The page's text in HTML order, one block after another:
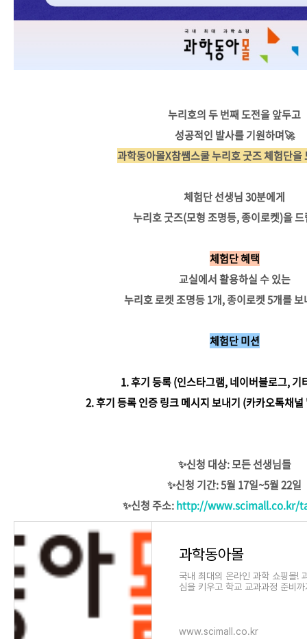
누리호의 두 번째 도전을 앞두고
성공적인 발사를 기원하며🚀
과학동아몰X참쌤스쿨 누리호 굿즈 체험단을
체험단 선생님 30분에게
누리호 굿즈(모형 조명등, 종이로켓)을
체험단 혜택
교실에서 활용하실 수 있는
누리호 로켓 조명등 1개, 종이로켓 5개를
체험단 미션
1. 후기 등록 (인스타그램, 네이버블로그, 기
2. 후기 등록 인증 링크 메시지 보내기 (카카오톡채
✨신청 대상: 모든 선생님들
✨신청 기간: 5월 17일~5월 22일
✨신청 주소:http://www.scimall.co.kr/
과학동아몰
국내 최대의 온라인 과학 쇼핑몰!
심을 키우고 학교 교과과정 준비
www.scimall.co.kr